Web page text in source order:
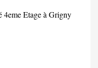
4eme Etage à Grigny